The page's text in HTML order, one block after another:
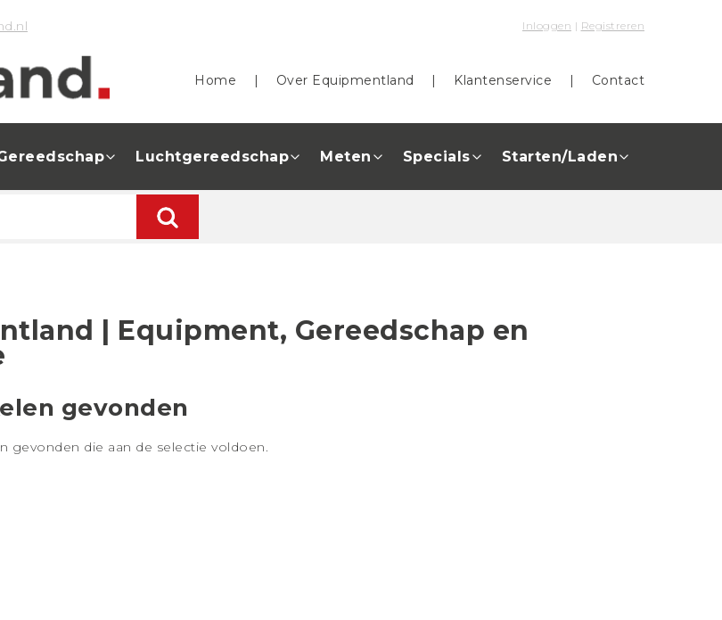
Inloggen | Registreren
Home | Over Equipmentland | Klantenservice | Contact
Luchtgereedschap Meten Specials Starten/Laden
| Equipment, Gereedschap en
gevonden
gevonden die aan de selectie voldoen.